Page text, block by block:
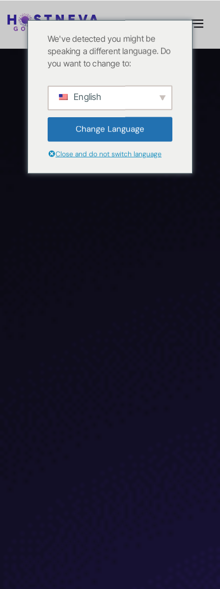
We've detected you might be
speaking a different language. Do
you want to change to:
English
Change Language
Close and do not switch language